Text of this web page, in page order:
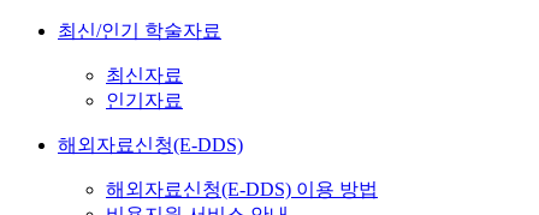
최신/인기 학술자료
최신자료
인기자료
해외자료신청(E-DDS)
해외자료신청(E-DDS) 이용 방법